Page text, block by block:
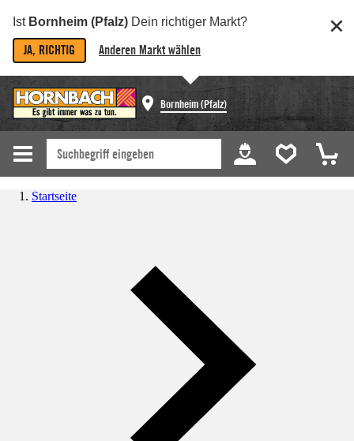
Ist Bornheim (Pfalz) Dein richtiger Markt?
JA, RICHTIG Anderen Markt wählen
Bornheim (Pfalz)
Startseite